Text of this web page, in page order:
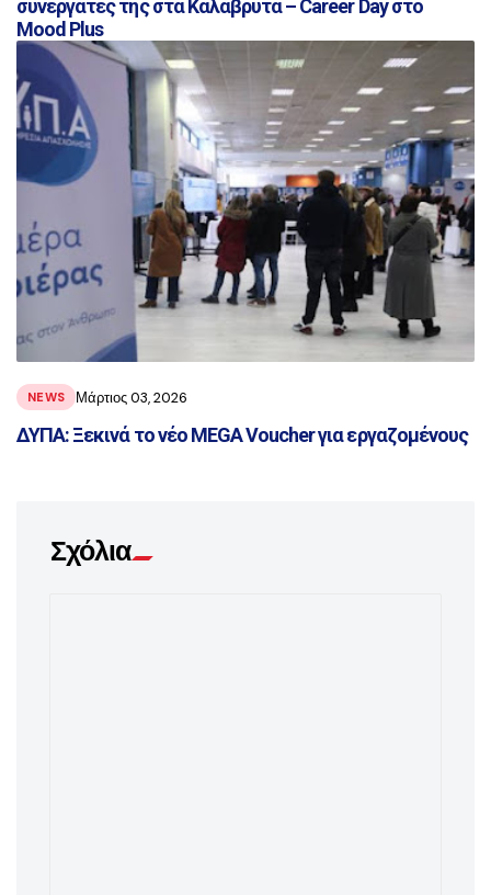
συνεργάτες της στα Καλάβρυτα – Career Day στο
Mood Plus
NEWS Μάρτιος 03, 2026
ΔΥΠΑ: Ξεκινά το νέο MEGA Voucher για εργαζομένους
Σχόλια